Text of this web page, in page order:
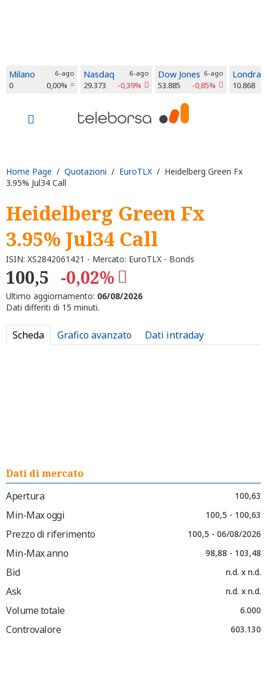
Milano 6-ago
0 0,00%
Nasdaq 6-ago
29.373 -0,39%
Dow Jones 6-ago
53.885 -0,85%
Londra
10.868
Home Page / Quotazioni / EuroTLX / Heidelberg Green Fx
3.95% Jul34 Call
Heidelberg Green Fx
3.95% Jul34 Call
ISIN: XS2842061421 - Mercato: EuroTLX - Bonds
100,5 -0,02%
Ultimo aggiornamento: 06/08/2026
Dati differiti di 15 minuti.
Scheda Grafico avanzato Dati intraday
Dati di mercato
Apertura
100,63
Min-Max oggi 100,5 - 100,63
Prezzo di riferimento 100,5 - 06/08/2026
Min-Max anno 98,88 - 103,48
Bid n.d. x n.d.
Ask n.d. x n.d.
Volume totale 6.000
Controvalore 603.130